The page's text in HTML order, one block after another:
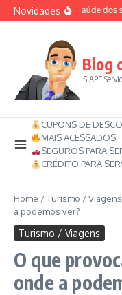
Ir para o conteúdo
NovidadesAuxílio-saúde dos
Blog
SIAPE
CUPONS DE
MAIS ACESSADOS
SEGUROS PARA
CRÉDITO PARA
Home /Turismo / Viagens
a podemos ver?
Turismo / Viagens
O que
onde a